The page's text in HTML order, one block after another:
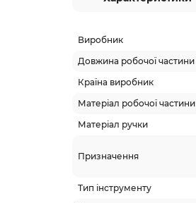
Виробник
Довжина робочої частини
Країна виробник
Матеріал робочої частини
Матеріал ручки
Призначення
Тип інструменту